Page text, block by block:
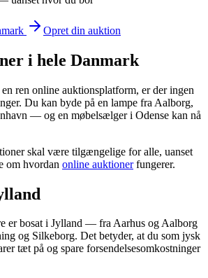
Opret din auktion
i hele Danmark
ren online auktionsplatform, er der ingen
Du kan byde på en lampe fra Aalborg,
— og en møbelsælger i Odense kan nå
skal være tilgængelige for alle, uanset
om hvordan online auktionerfungerer.
er bosat i Jylland — fra Aarhus og Aalborg
og Silkeborg. Det betyder, at du som jysk
tæt på og spare forsendelsesomkostninger